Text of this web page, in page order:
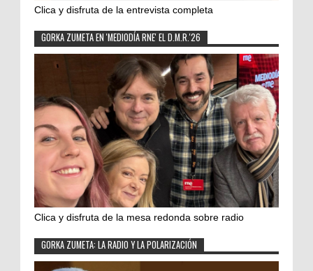
Clica y disfruta de la entrevista completa
GORKA ZUMETA EN 'MEDIODÍA RNE' EL D.M.R.'26
Clica y disfruta de la mesa redonda sobre radio
GORKA ZUMETA: LA RADIO Y LA POLARIZACIÓN